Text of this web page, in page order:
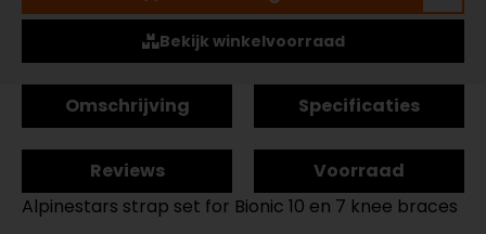
Bekijk winkelvoorraad
Omschrijving Specificaties
Reviews
Voorraad
Alpinestars strap set for Bionic 10 en 7 knee braces